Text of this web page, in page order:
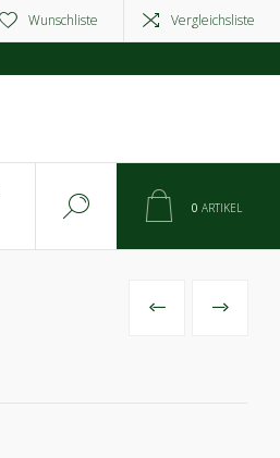
Wunschliste Vergleichsliste
0 ARTIKEL
VORHERIGES